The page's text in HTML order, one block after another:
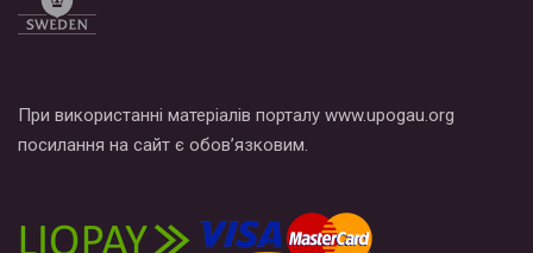
При використанні матеріалів порталу www.upogau.org
посилання на сайт є обов’язковим.